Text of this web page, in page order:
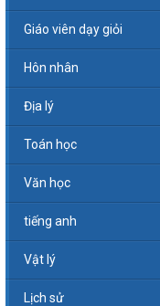
Giáo viên dạy giỏi
Hôn nhân
Địa lý
Toán học
Văn học
tiếng anh
Vật lý
Lịch sử